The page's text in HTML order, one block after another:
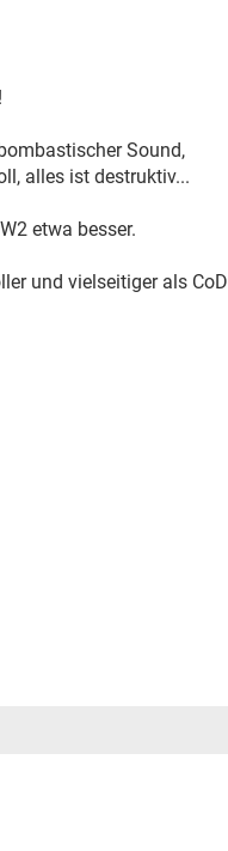
Sound,
alles ist destruktiv...
etwa besser.
und vielseitiger als CoD